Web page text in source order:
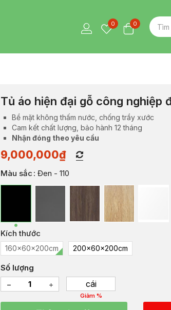
0 0
Tủ áo hiện đại gỗ công nghiệp
Bề mặt không thấm nước, chống trầy xước
Cam kết chất lượng, bảo hành 12 tháng
Nhận đóng theo yêu cầu
9,000,000₫
Màu sắc : Đen - 110
Kích thước
160x60x200cm 200x60x200cm
Số lượng
cái
Giảm %